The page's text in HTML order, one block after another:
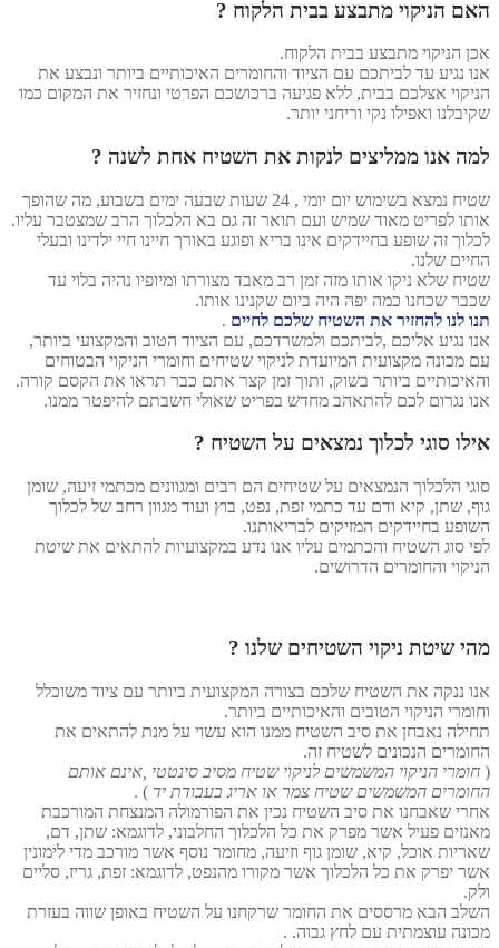
האם הניקוי מתבצע בבית הלקוח ?
אכן הניקוי מתבצע בבית הלקוח.
אנו נגיע עד לביתכם עם הציוד והחומרים האיכותיים ביותר ונבצע את
הניקוי אצלכם בבית, ללא פגיעה ברכושכם הפרטי ונחזיר את המקום כמו
שקיבלנו ואפילו נקי וריחני יותר.
למה אנו ממליצים לנקות את השטיח אחת לשנה ?
שטיח נמצא בשימוש יום יומי , 24 שעות שבעה ימים בשבוע, מה שהופך
אותו לפריט מאוד שמיש ועם תואר זה גם בא הלכלוך הרב שמצטבר עליו.
לכלוך זה שופע בחיידקים אינו בריא ופוגע באורך חיינו חיי ילדינו ובעלי
החיים שלנו.
שטיח שלא ניקו אותו מזה זמן רב מאבד מצורתו ומיופיו נהיה בלוי עד
שכבר שכחנו כמה יפה היה ביום שקנינו אותו.
תנו לנו להחזיר את השטיח שלכם לחיים .
אנו נגיע אליכם ,לביתכם ולמשרדכם, עם הציוד הטוב והמקצועי ביותר,
עם מכונה מקצועית המיועדת לניקוי שטיחים וחומרי הניקוי הבטוחים
והאיכותיים ביותר בשוק, ותוך זמן קצר אתם כבר תראו את הקסם קורה.
אנו נגרום לכם להתאהב מחדש בפריט שאולי חשבתם להיפטר ממנו.
אילו סוגי לכלוך נמצאים על השטיח ?
סוגי הלכלוך הנמצאים על שטיחים הם רבים ומגוונים מכתמי זיעה, שומן
גוף, שתן, קיא ודם עד כתמי זפת, נפט, בוץ ועוד מגוון רחב של לכלוך
השופע בחיידקים המזיקים לבריאותנו.
לפי סוג השטיח והכתמים עליו אנו נדע במקצועיות להתאים את שיטת
הניקוי והחומרים הדרושים.
מהי שיטת ניקוי השטיחים שלנו ?
אנו ננקה את השטיח שלכם בצורה המקצועית ביותר עם ציוד משוכלל
וחומרי הניקוי הטובים והאיכותיים ביותר.
תחילה נאבחן את סיב השטיח ממנו הוא עשוי על מנת להתאים את
החומרים הנכונים לשטיח זה.
( חומרי הניקוי המשמשים לניקוי שטיח מסיב סינטטי ,אינם אותם
החומרים המשמשים שטיח צמר או אריג בעבודת יד ) .
אחרי שאבחנו את סיב השטיח נכין את הפורמולה המנצחת המורכבת
מאנזים פעיל אשר מפרק את כל הלכלוך החלבוני, לדוגמא: שתן, דם,
שאריות אוכל, קיא, שומן גוף וזיעה, מחומר נוסף אשר מורכב מדי לימונין
אשר יפרק את כל הלכלוך אשר מקורו מהנפט, לדוגמא: זפת, גריז, סליים
ולק.
השלב הבא מרססים את החומר שרקחנו על השטיח באופן שווה בעזרת
מכונה עוצמתית עם לחץ גבוה. .